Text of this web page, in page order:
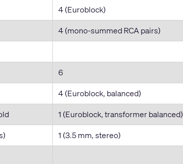
4 (Euroblock)
4 (mono-summed RCA pairs)
6
4 (Euroblock, balanced)
1 (Euroblock, transformer balanced)
1 (3.5 mm, stereo)